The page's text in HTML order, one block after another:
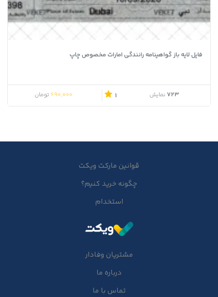
فایل لایه باز گواهینامه رانندگی امارات مخصوص چاپ
723 نمایش 1
690,000تومان
قوانین مارکت ویکت
چگونه خرید کنیم؟
استخدام
مشتریان وفادار
درباره ما
تماس با ما